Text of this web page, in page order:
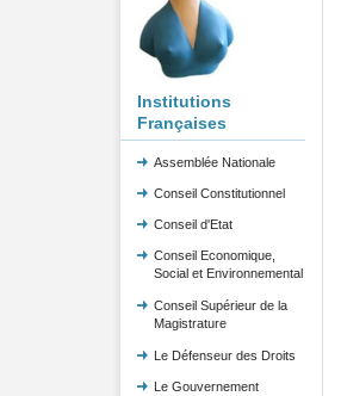
Institutions
Françaises
Assemblée Nationale
Conseil Constitutionnel
Conseil d'Etat
Conseil Economique,
Social et Environnemental
Conseil Supérieur de la
Magistrature
Le Défenseur des Droits
Le Gouvernement